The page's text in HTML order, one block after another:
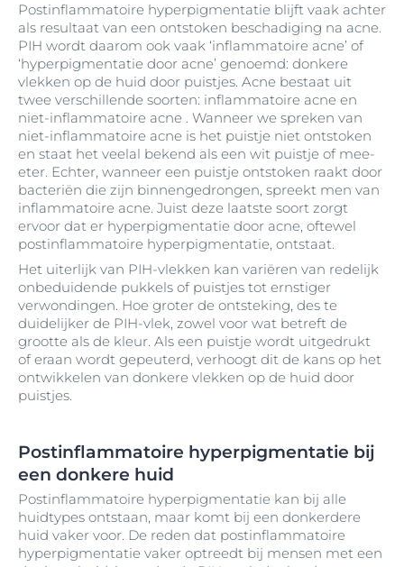
Postinflammatoire hyperpigmentatie blijft vaak achter
als resultaat van een ontstoken beschadiging na acne.
PIH wordt daarom ook vaak ‘inflammatoire acne’ of
‘hyperpigmentatie door acne’ genoemd: donkere
vlekken op de huid door puistjes. Acne bestaat uit
twee verschillende soorten: inflammatoire acne en
niet-inflammatoire acne . Wanneer we spreken van
niet-inflammatoire acne is het puistje niet ontstoken
en staat het veelal bekend als een wit puistje of mee-
eter. Echter, wanneer een puistje ontstoken raakt door
bacteriën die zijn binnengedrongen, spreekt men van
inflammatoire acne. Juist deze laatste soort zorgt
ervoor dat er hyperpigmentatie door acne, oftewel
postinflammatoire hyperpigmentatie, ontstaat.
Het uiterlijk van PIH-vlekken kan variëren van redelijk
onbeduidende pukkels of puistjes tot ernstiger
verwondingen. Hoe groter de ontsteking, des te
duidelijker de PIH-vlek, zowel voor wat betreft de
grootte als de kleur. Als een puistje wordt uitgedrukt
of eraan wordt gepeuterd, verhoogt dit de kans op het
ontwikkelen van donkere vlekken op de huid door
puistjes.
Postinflammatoire hyperpigmentatie bij
een donkere huid
Postinflammatoire hyperpigmentatie kan bij alle
huidtypes ontstaan, maar komt bij een donkerdere
huid vaker voor. De reden dat postinflammatoire
hyperpigmentatie vaker optreedt bij mensen met een